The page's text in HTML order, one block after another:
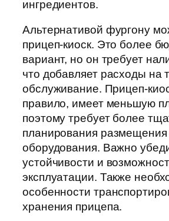
ингредиентов.
Альтернативой фургону
прицеп-киоск. Это более
вариант, но он требует
что добавляет расходы на
обслуживание. Прицеп-
правило, имеет меньшую
поэтому требует более
планирования размещения
оборудования. Важно
устойчивости и
эксплуатации. Также
особенности
хранения прицепа.